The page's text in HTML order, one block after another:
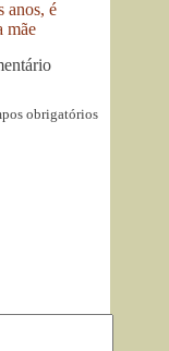
anos, é
mãe
obrigatórios